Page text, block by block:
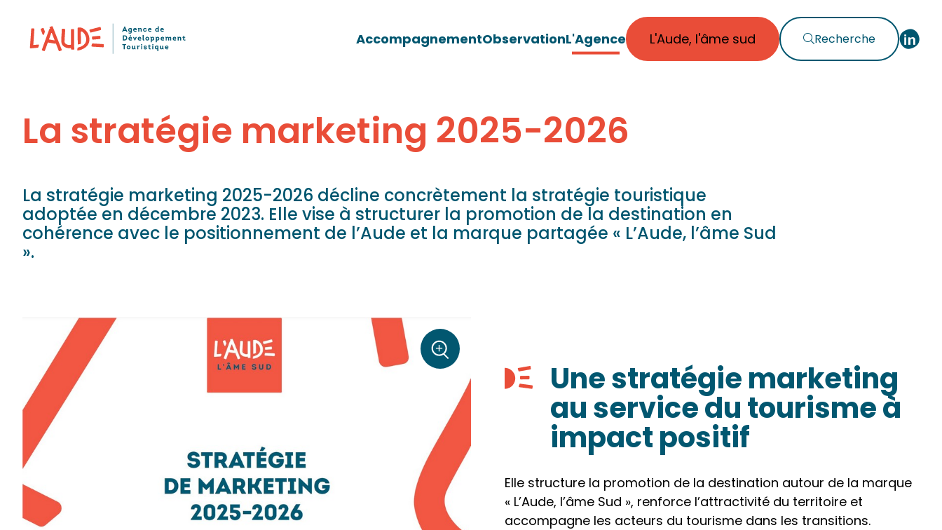
AccompagnementObservationL'Agence L'Aude, l'âme sud Recherche
La stratégie marketing 2025-2026
La stratégie marketing 2025-2026 décline concrètement la stratégie touristique
adoptée en décembre 2023. Elle vise à structurer la promotion de la destination en
cohérence avec le positionnement de l’Aude et la marque partagée « L’Aude, l’âme Sud
».
Une stratégie marketing
au service du tourisme à
impact positif
Elle structure la promotion de la destination autour de la marque
« L’Aude, l’âme Sud », renforce l’attractivité du territoire et
accompagne les acteurs du tourisme dans les transitions.
+
sur la photo